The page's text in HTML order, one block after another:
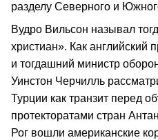
разделу Северного и
Вудро Вильсон называл
христиан». Как
и тогдашний министр
Уинстон Черчилль
Турции как транзит перед
протекторатами стран
Рог вошли американские